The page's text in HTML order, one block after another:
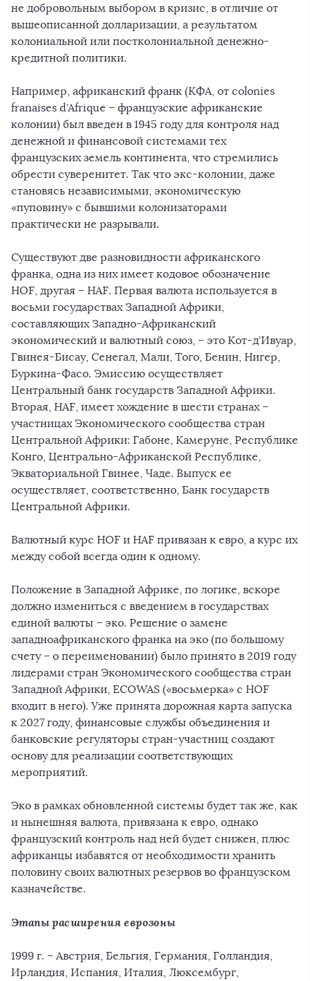
не добровольным выбором в кризис, в отличие от
вышеописанной долларизации, а результатом
колониальной или постколониальной денежно-
кредитной политики.
Например, африканский франк (КФА, от colonies
franaises d’Afrique – французские африканские
колонии) был введен в 1945 году для контроля над
денежной и финансовой системами тех
французских земель континента, что стремились
обрести суверенитет. Так что экс-колонии, даже
становясь независимыми, экономическую
«пуповину» с бывшими колонизаторами
практически не разрывали.
Существуют две разновидности африканского
франка, одна из них имеет кодовое обозначение
HOF, другая – HAF. Первая валюта используется в
восьми государствах Западной Африки,
составляющих Западно-Африканский
экономический и валютный союз, – это Кот-д’Ивуар,
Гвинея-Бисау, Сенегал, Мали, Того, Бенин, Нигер,
Буркина-Фасо. Эмиссию осуществляет
Центральный банк государств Западной Африки.
Вторая, HAF, имеет хождение в шести странах –
участницах Экономического сообщества стран
Центральной Африки: Габоне, Камеруне, Республике
Конго, Центрально-Африканской Республике,
Экваториальной Гвинее, Чаде. Выпуск ее
осуществляет, соответственно, Банк государств
Центральной Африки.
Валютный курс HOF и HAF привязан к евро, а курс их
между собой всегда один к одному.
Положение в Западной Африке, по логике, вскоре
должно измениться с введением в государствах
единой валюты – эко. Решение о замене
западноафриканского франка на эко (по большому
счету – о переименовании) было принято в 2019 году
лидерами стран Экономического сообщества стран
Западной Африки, ECOWAS («восьмерка» с HOF
входит в него). Уже принята дорожная карта запуска
к 2027 году, финансовые службы объединения и
банковские регуляторы стран-участниц создают
основу для реализации соответствующих
мероприятий.
Эко в рамках обновленной системы будет так же, как
и нынешняя валюта, привязана к евро, однако
французский контроль над ней будет снижен, плюс
африканцы избавятся от необходимости хранить
половину своих валютных резервов во французском
казначействе.
Этапы расширения еврозоны
1999 г. – Австрия, Бельгия, Германия, Голландия,
Ирландия, Испания, Италия, Люксембург,